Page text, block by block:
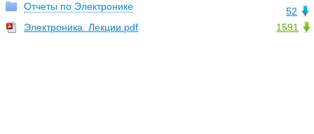
52
Отчеты по Электронике
1591
Электроника. Лекции.pdf